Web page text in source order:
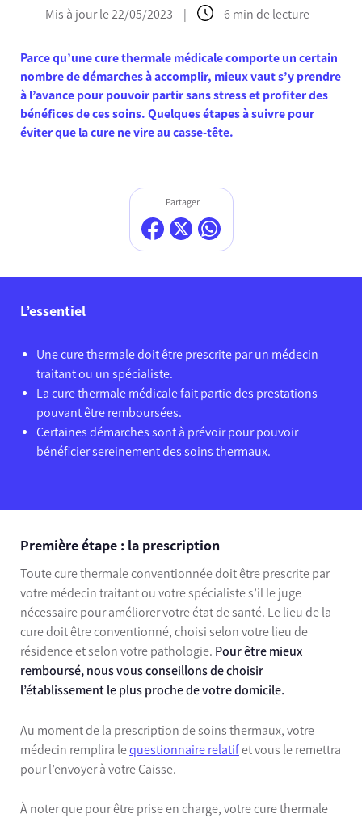
Mis à jour le 22/05/2023 | 6 min de lecture
Parce qu’une cure thermale médicale comporte un certain
nombre de démarches à accomplir, mieux vaut s’y prendre
à l’avance pour pouvoir partir sans stress et profiter des
bénéfices de ces soins. Quelques étapes à suivre pour
éviter que la cure ne vire au casse-tête.
Partager
L’essentiel
Une cure thermale doit être prescrite par un médecin
traitant ou un spécialiste.
La cure thermale médicale fait partie des prestations
pouvant être remboursées.
Certaines démarches sont à prévoir pour pouvoir
bénéficier sereinement des soins thermaux.
Première étape : la prescription
Toute cure thermale conventionnée doit être prescrite par
votre médecin traitant ou votre spécialiste s’il le juge
nécessaire pour améliorer votre état de santé. Le lieu de la
cure doit être conventionné, choisi selon votre lieu de
résidence et selon votre pathologie. Pour être mieux
remboursé, nous vous conseillons de choisir
l’établissement le plus proche de votre domicile.
Au moment de la prescription de soins thermaux, votre
médecin remplira lequestionnaire relatifet vous le remettra
pour l’envoyer à votre Caisse.
À noter que pour être prise en charge, votre cure thermale